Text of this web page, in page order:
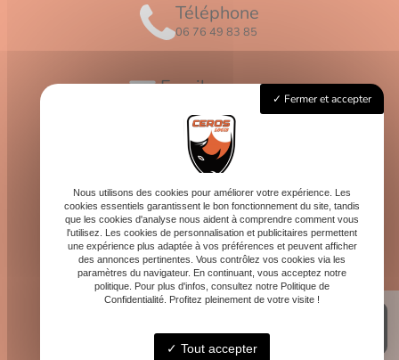
Téléphone
06 76 49 83 85
Email
contact@logis-ceros.fr
Horaires
Lundi - Vendredi : 8h - 16h
Fermer et accepter
Nous utilisons des cookies pour améliorer votre expérience. Les
cookies essentiels garantissent le bon fonctionnement du site, tandis
que les cookies d'analyse nous aident à comprendre comment vous
l'utilisez. Les cookies de personnalisation et publicitaires permettent
une expérience plus adaptée à vos préférences et peuvent afficher
des annonces pertinentes. Vous contrôlez vos cookies via les
paramètres du navigateur. En continuant, vous acceptez notre
politique. Pour plus d'infos, consultez notre Politique de
Confidentialité. Profitez pleinement de votre visite !
Tout accepter